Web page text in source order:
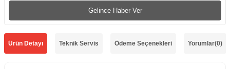
Gelince Haber Ver
Ürün Detayı Teknik Servis Ödeme Seçenekleri Yorumlar(0)